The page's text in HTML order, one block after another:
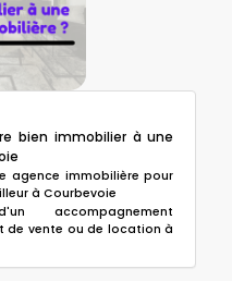
bien immobilier à une
agence immobilière pour
à Courbevoie
accompagnement
de vente ou de location à